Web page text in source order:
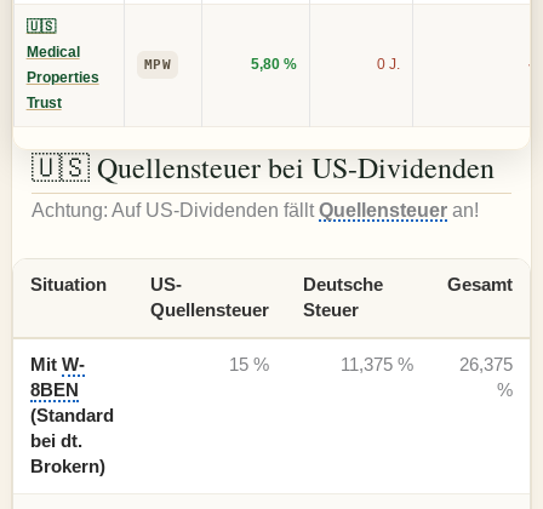
🇺🇸
Medical
Properties
Trust
MPW 5,80 % 0 J. -
🇺🇸 Quellensteuer bei US-Dividenden
Achtung: Auf US-Dividenden fälltQuellensteueran!
Situation
US-
Quellensteuer
Deutsche
Steuer
Gesamt
Mit W-
8BEN
(Standard
bei dt.
Brokern)
15 % 11,375 %
26,375
%